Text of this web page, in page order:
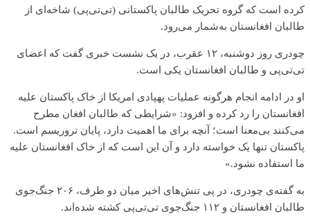
کرده است که گروه تحریک طالبان پاکستانی (تی‌تی‌پی) شاخه‌ای از
طالبان افغانستان به‌شمار می‌رود.
چودری روز دوشنبه، ۱۲ عقرب، در یک نشست خبری گفت که اعضای
تی‌تی‌پی و طالبان افغانستان یکی است.
او در ادامه انجام هرگونه عملیات پهپادی امریکا از خاک پاکستان علیه
افغانستان را رد کرده و افزود: «شرایطی که طالبان افغان مطرح
می‌کنند بی‌معنا است؛ آنچه برای ما اهمیت دارد، پایان تروریسم است.
پاکستان تنها یک خواسته دارد و آن این است که از خاک افغانستان علیه
ما استفاده نشود.»
به گفته‌ی چودری، در پی تنش‌های اخیر میان دو طرف، ۲۰۶ جنگ‌جوی
طالبان افغانستان و ۱۱۲ جنگ‌جوی تی‌تی‌پی کشته شده‌اند.